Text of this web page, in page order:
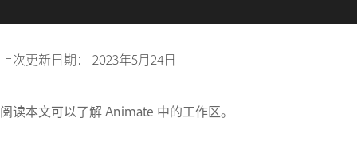
上次更新日期： 2023年5月24日
阅读本文可以了解 Animate 中的工作区。